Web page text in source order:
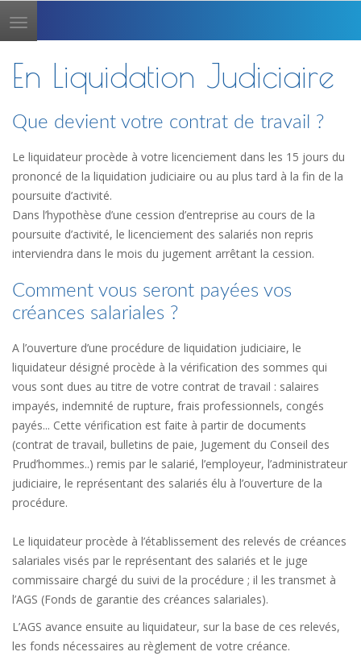
Toggle
navigation
En Liquidation Judiciaire
Que devient votre contrat de travail ?
Le liquidateur procède à votre licenciement dans les 15 jours du
prononcé de la liquidation judiciaire ou au plus tard à la fin de la
poursuite d’activité.
Dans l’hypothèse d’une cession d’entreprise au cours de la
poursuite d’activité, le licenciement des salariés non repris
interviendra dans le mois du jugement arrêtant la cession.
Comment vous seront payées vos
créances salariales ?
A l’ouverture d’une procédure de liquidation judiciaire, le
liquidateur désigné procède à la vérification des sommes qui
vous sont dues au titre de votre contrat de travail : salaires
impayés, indemnité de rupture, frais professionnels, congés
payés... Cette vérification est faite à partir de documents
(contrat de travail, bulletins de paie, Jugement du Conseil des
Prud’hommes..) remis par le salarié, l’employeur, l’administrateur
judiciaire, le représentant des salariés élu à l’ouverture de la
procédure.
Le liquidateur procède à l’établissement des relevés de créances
salariales visés par le représentant des salariés et le juge
commissaire chargé du suivi de la procédure ; il les transmet à
l’AGS (Fonds de garantie des créances salariales).
L’AGS avance ensuite au liquidateur, sur la base de ces relevés,
les fonds nécessaires au règlement de votre créance.